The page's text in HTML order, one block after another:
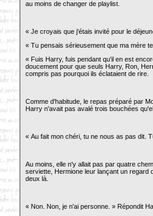
au moins de changer de playlist.
« Je croyais que j'étais invité pour le
« Tu pensais sérieusement que ma mère
« Fuis Harry, fuis pendant qu'il en est
doucement pour que seuls Harry, Ron,
compris pas pourquoi ils éclataient de rire.
Comme d'habitude, le repas préparé par
Harry n'avait pas avalé trois bouchées
« Au fait mon chéri, tu ne nous as pas dit.
Au moins, elle n'y allait pas par quatre
serviette, Hermione leur lançant un regard
deux là.
« Non. Non, je n'ai personne. » Répondit